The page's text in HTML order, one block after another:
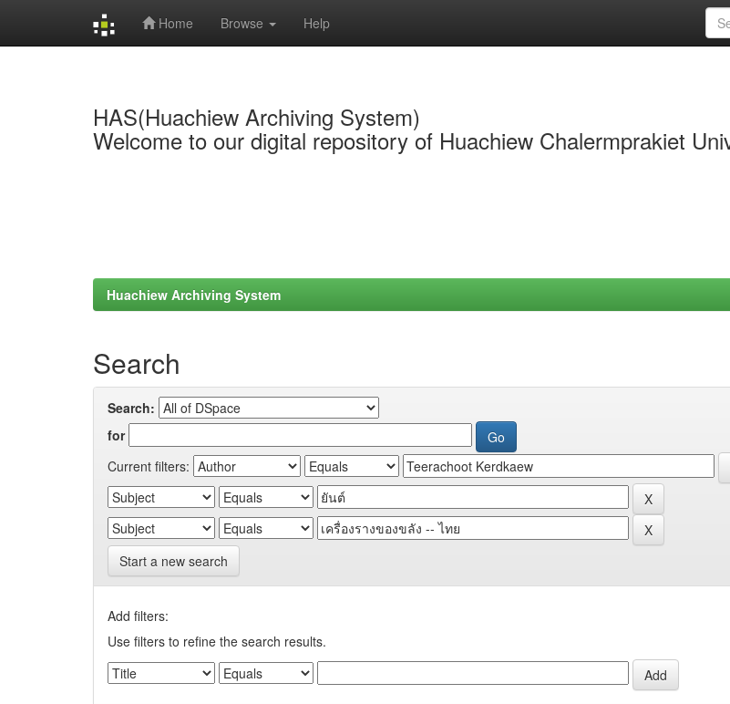
Home Browse Help
HAS(Huachiew Archiving System)
Welcome to our digital repository of Huachiew Chalermprakiet
Huachiew Archiving System
Search
Search:
for
Current filters:
Start a new search
Add filters:
Use filters to refine the search results.